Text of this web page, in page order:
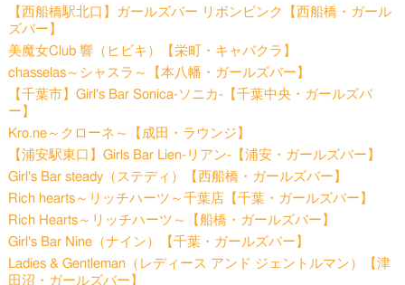
【西船橋駅北口】ガールズバー リボンピンク【西船橋・ガール
ズバー】
美魔女Club 響（ヒビキ）【栄町・キャバクラ】
chasselas～シャスラ～【本八幡・ガールズバー】
【千葉市】Girl's Bar Sonica-ソニカ-【千葉中央・ガールズバ
ー】
Kro.ne～クローネ～【成田・ラウンジ】
【浦安駅東口】Girls Bar Lien-リアン-【浦安・ガールズバー】
Girl's Bar steady（ステディ）【西船橋・ガールズバー】
Rich hearts～リッチハーツ～千葉店【千葉・ガールズバー】
Rich Hearts～リッチハーツ～【船橋・ガールズバー】
Girl's Bar Nine（ナイン）【千葉・ガールズバー】
Ladies & Gentleman（レディース アンド ジェントルマン）【津
田沼・ガールズバー】